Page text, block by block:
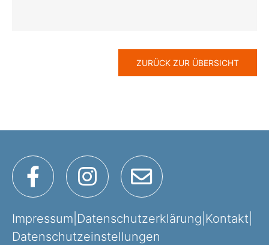
ZURÜCK ZUR ÜBERSICHT
Impressum Datenschutzerklärung Kontakt
Datenschutzeinstellungen